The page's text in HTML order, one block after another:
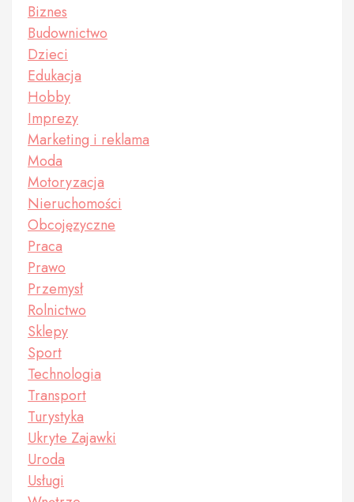
Biznes
Budownictwo
Dzieci
Edukacja
Hobby
Imprezy
Marketing i reklama
Moda
Motoryzacja
Nieruchomości
Obcojęzyczne
Praca
Prawo
Przemysł
Rolnictwo
Sklepy
Sport
Technologia
Transport
Turystyka
Ukryte Zajawki
Uroda
Usługi